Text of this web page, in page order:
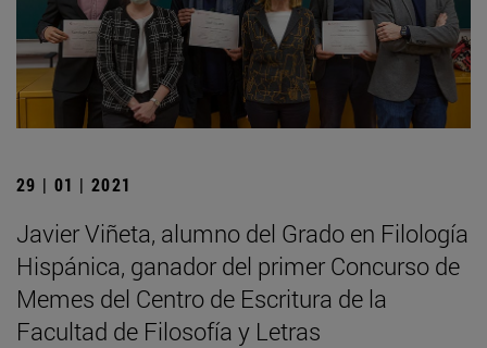
29 | 01 | 2021
Javier Viñeta, alumno del Grado en Filología
Hispánica, ganador del primer Concurso de
Memes del Centro de Escritura de la
Facultad de Filosofía y Letras